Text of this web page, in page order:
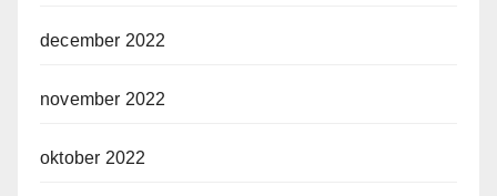
december 2022
november 2022
oktober 2022